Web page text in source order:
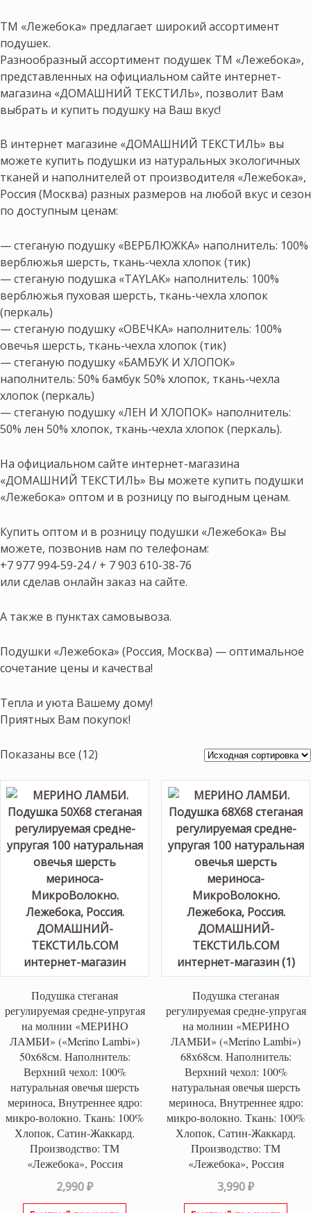
ТМ «Лежебока» предлагает широкий ассортимент
подушек.
Разнообразный ассортимент подушек ТМ «Лежебока»,
представленных на официальном сайте интернет-
магазина «ДОМАШНИЙ ТЕКСТИЛЬ», позволит Вам
выбрать и купить подушку на Ваш вкус!
В интернет магазине «ДОМАШНИЙ ТЕКСТИЛЬ» вы
можете купить подушки из натуральных экологичных
тканей и наполнителей от производителя «Лежебока»,
Россия (Москва) разных размеров на любой вкус и сезон
по доступным ценам:
— стеганую подушку «ВЕРБЛЮЖКА» наполнитель: 100%
верблюжья шерсть, ткань-чехла хлопок (тик)
— стеганую подушка «TAYLAK» наполнитель: 100%
верблюжья пуховая шерсть, ткань-чехла хлопок
(перкаль)
— стеганую подушку «ОВЕЧКА» наполнитель: 100%
овечья шерсть, ткань-чехла хлопок (тик)
— стеганую подушку «БАМБУК И ХЛОПОК»
наполнитель: 50% бамбук 50% хлопок, ткань-чехла
хлопок (перкаль)
— стеганую подушку «ЛЕН И ХЛОПОК» наполнитель:
50% лен 50% хлопок, ткань-чехла хлопок (перкаль).
На официальном сайте интернет-магазина
«ДОМАШНИЙ ТЕКСТИЛЬ» Вы можете купить подушки
«Лежебока» оптом и в розницу по выгодным ценам.
Купить оптом и в розницу подушки «Лежебока» Вы
можете, позвонив нам по телефонам:
+7 977 994-59-24 / + 7 903 610-38-76
или сделав онлайн заказ на сайте.
А также в пунктах самовывоза.
Подушки «Лежебока» (Россия, Москва) — оптимальное
сочетание цены и качества!
Тепла и уюта Вашему дому!
Приятных Вам покупок!
Показаны все (12)
Подушка стеганая
регулируемая средне-упругая
на молнии «МЕРИНО
ЛАМБИ» («Merino Lambi»)
50х68см. Наполнитель:
Верхний чехол: 100%
натуральная овечья шерсть
мериноса, Внутреннее ядро:
микро-волокно. Ткань: 100%
Хлопок, Сатин-Жаккард.
Производство: ТМ
«Лежебока», Россия
2,990₽
Подушка стеганая
регулируемая средне-упругая
на молнии «МЕРИНО
ЛАМБИ» («Merino Lambi»)
68х68см. Наполнитель:
Верхний чехол: 100%
натуральная овечья шерсть
мериноса, Внутреннее ядро:
микро-волокно. Ткань: 100%
Хлопок, Сатин-Жаккард.
Производство: ТМ
«Лежебока», Россия
3,990₽